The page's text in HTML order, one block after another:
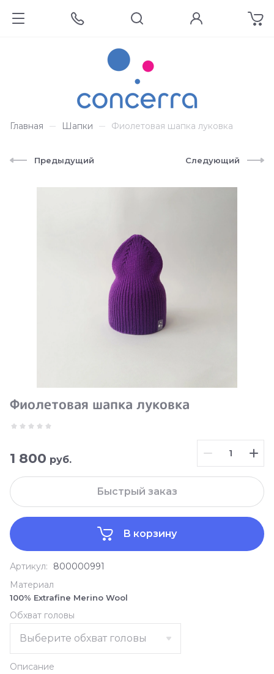
Главная Шапки Фиолетовая шапка луковка
Предыдущий Следующий
Фиолетовая шапка луковка
1 800 руб.
В корзину
Быстрый заказ
Артикул:
800000991
Материал
100% Extrafine Merino Wool
Обхват головы
Описание